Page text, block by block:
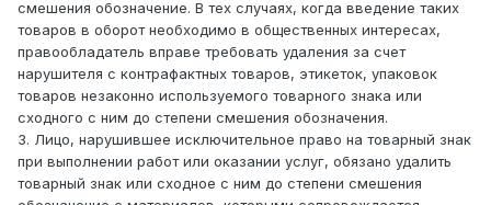
смешения обозначение. В тех случаях, когда введение таких
товаров в оборот необходимо в общественных интересах,
правообладатель вправе требовать удаления за счет
нарушителя с контрафактных товаров, этикеток, упаковок
товаров незаконно используемого товарного знака или
сходного с ним до степени смешения обозначения.
3. Лицо, нарушившее исключительное право на товарный знак
при выполнении работ или оказании услуг, обязано удалить
товарный знак или сходное с ним до степени смешения